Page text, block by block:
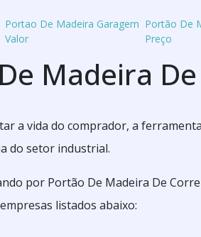
Portao De Madeira Garagem
Valor
Portão De
Preço
Madeira
a vida do comprador, a
do setor industrial.
por Portão De Madeira De
listados abaixo: